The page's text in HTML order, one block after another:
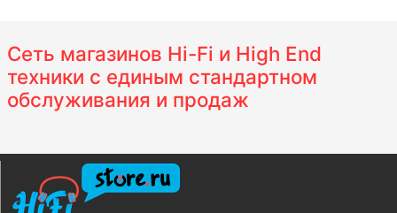
Сеть магазинов Hi-Fi и High End
техники с единым стандартном
обслуживания и продаж